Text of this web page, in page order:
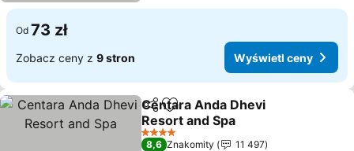
Od 73 zł
Zobacz ceny z 9 stron Wyświetl ceny
Udostępnij
Dodaj do ulubionych
Centara Anda Dhevi
Resort and Spa
Wyświetl ceny
4 Kategoria
8,6 Znakomity
11 497